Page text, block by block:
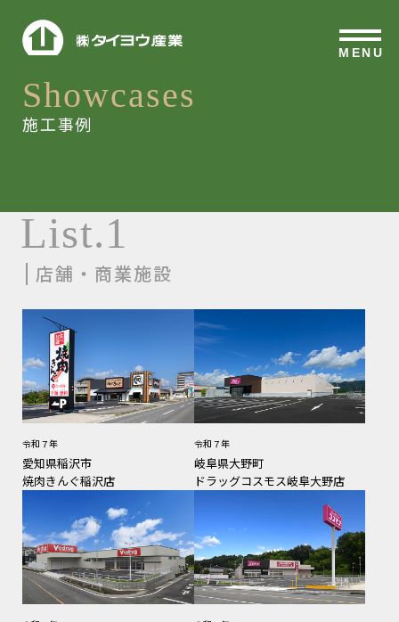
MENU
Showcases
施工事例
List.1
店舗・商業施設
令和７年
愛知県稲沢市
焼肉きんぐ稲沢店
令和７年
岐阜県大野町
ドラッグコスモス岐阜大野店